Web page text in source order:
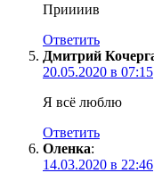
Приииив
Ответить
Дмитрий
20.05.2020 в 07:15
Я всё люблю
Ответить
Оленка:
14.03.2020 в 22:46